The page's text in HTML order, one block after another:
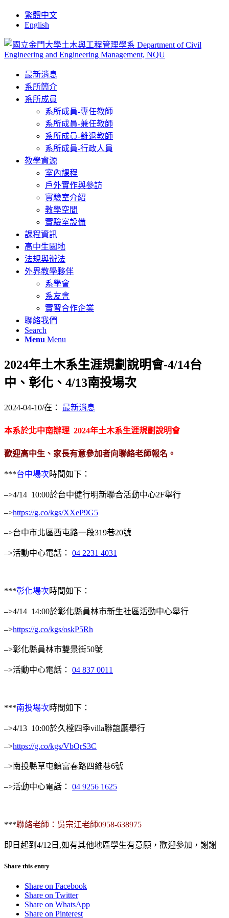
繁體中文
English
最新消息
系所簡介
系所成員
系所成員-專任教師
系所成員-兼任教師
系所成員-離退教師
系所成員-行政人員
教學資源
室內課程
戶外實作與參訪
實驗室介紹
教學空間
實驗室設備
課程資訊
高中生園地
法規與辦法
外界教學夥伴
系學會
系友會
實習合作企業
聯絡我們
Search
Menu Menu
2024年土木系生涯規劃說明會-4/14台
中、彰化、4/13南投場次
2024-04-10/在： 最新消息
本系於北中南辦理 2024年土木系生涯規劃說明會
歡迎高中生、家長有意參加者向聯絡老師報名。
***台中場次時間如下：
–>4/14 10:00於台中健行明新聯合活動中心2F舉行
–>https://g.co/kgs/XXeP9G5
–>台中市北區西屯路一段319巷20號
–>活動中心電話： 04 2231 4031
***彰化場次時間如下：
–>4/14 14:00於彰化縣員林市新生社區活動中心舉行
–>https://g.co/kgs/oskP5Rh
–>彰化縣員林市雙景街50號
–>活動中心電話： 04 837 0011
***南投場次時間如下：
–>4/13 10:00於久樘四季villa聯誼廳舉行
–>https://g.co/kgs/VbQrS3C
–>南投縣草屯鎮富春路四維巷6號
–>活動中心電話： 04 9256 1625
***聯絡老師：吳宗江老師0958-638975
即日起到4/12日,如有其他地區學生有意願，歡迎參加，謝謝
Share this entry
Share on Facebook
Share on Twitter
Share on WhatsApp
Share on Pinterest